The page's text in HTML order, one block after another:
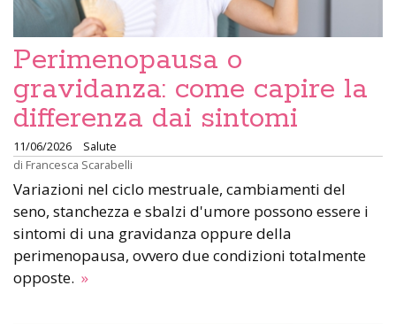
Perimenopausa o
gravidanza: come capire la
differenza dai sintomi
11/06/2026
Salute
di Francesca Scarabelli
Variazioni nel ciclo mestruale, cambiamenti del
seno, stanchezza e sbalzi d'umore possono essere i
sintomi di una gravidanza oppure della
perimenopausa, ovvero due condizioni totalmente
opposte. »